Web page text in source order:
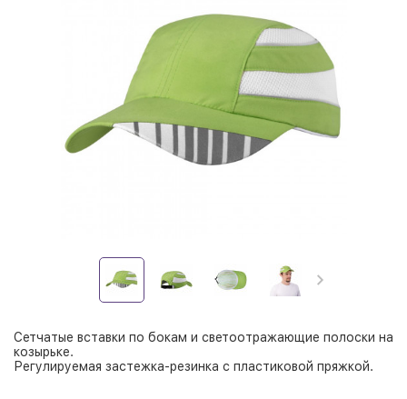
Сетчатые вставки по бокам и светоотражающие полоски на
козырьке.
Регулируемая застежка-резинка с пластиковой пряжкой.